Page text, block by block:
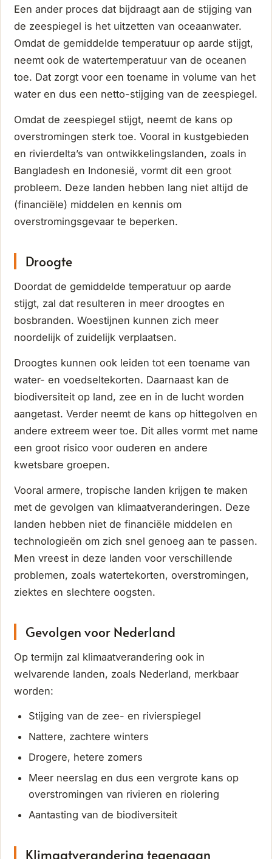
Een ander proces dat bijdraagt aan de stijging van
de zeespiegel is het uitzetten van oceaanwater.
Omdat de gemiddelde temperatuur op aarde stijgt,
neemt ook de watertemperatuur van de oceanen
toe. Dat zorgt voor een toename in volume van het
water en dus een netto-stijging van de zeespiegel.
Omdat de zeespiegel stijgt, neemt de kans op
overstromingen sterk toe. Vooral in kustgebieden
en rivierdelta’s van ontwikkelingslanden, zoals in
Bangladesh en Indonesië, vormt dit een groot
probleem. Deze landen hebben lang niet altijd de
(financiële) middelen en kennis om
overstromingsgevaar te beperken.
Droogte
Doordat de gemiddelde temperatuur op aarde
stijgt, zal dat resulteren in meer droogtes en
bosbranden. Woestijnen kunnen zich meer
noordelijk of zuidelijk verplaatsen.
Droogtes kunnen ook leiden tot een toename van
water- en voedseltekorten. Daarnaast kan de
biodiversiteit op land, zee en in de lucht worden
aangetast. Verder neemt de kans op hittegolven en
andere extreem weer toe. Dit alles vormt met name
een groot risico voor ouderen en andere
kwetsbare groepen.
Vooral armere, tropische landen krijgen te maken
met de gevolgen van klimaatveranderingen. Deze
landen hebben niet de financiële middelen en
technologieën om zich snel genoeg aan te passen.
Men vreest in deze landen voor verschillende
problemen, zoals watertekorten, overstromingen,
ziektes en slechtere oogsten.
Gevolgen voor Nederland
Op termijn zal klimaatverandering ook in
welvarende landen, zoals Nederland, merkbaar
worden:
Stijging van de zee- en rivierspiegel
Nattere, zachtere winters
Drogere, hetere zomers
Meer neerslag en dus een vergrote kans op
overstromingen van rivieren en riolering
Aantasting van de biodiversiteit
Klimaatverandering tegengaan